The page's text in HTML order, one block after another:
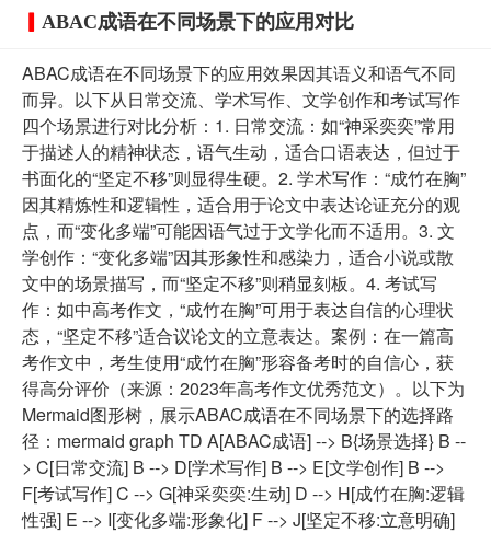
ABAC成语在不同场景下的应用对比
ABAC成语在不同场景下的应用效果因其语义和语气不同
而异。以下从日常交流、学术写作、文学创作和考试写作
四个场景进行对比分析：1. 日常交流：如“神采奕奕”常用
于描述人的精神状态，语气生动，适合口语表达，但过于
书面化的“坚定不移”则显得生硬。2. 学术写作：“成竹在胸”
因其精炼性和逻辑性，适合用于论文中表达论证充分的观
点，而“变化多端”可能因语气过于文学化而不适用。3. 文
学创作：“变化多端”因其形象性和感染力，适合小说或散
文中的场景描写，而“坚定不移”则稍显刻板。4. 考试写
作：如中高考作文，“成竹在胸”可用于表达自信的心理状
态，“坚定不移”适合议论文的立意表达。案例：在一篇高
考作文中，考生使用“成竹在胸”形容备考时的自信心，获
得高分评价（来源：2023年高考作文优秀范文）。以下为
Mermaid图形树，展示ABAC成语在不同场景下的选择路
径：mermaid graph TD A[ABAC成语] --> B{场景选择} B --
> C[日常交流] B --> D[学术写作] B --> E[文学创作] B -->
F[考试写作] C --> G[神采奕奕:生动] D --> H[成竹在胸:逻辑
性强] E --> I[变化多端:形象化] F --> J[坚定不移:立意明确]